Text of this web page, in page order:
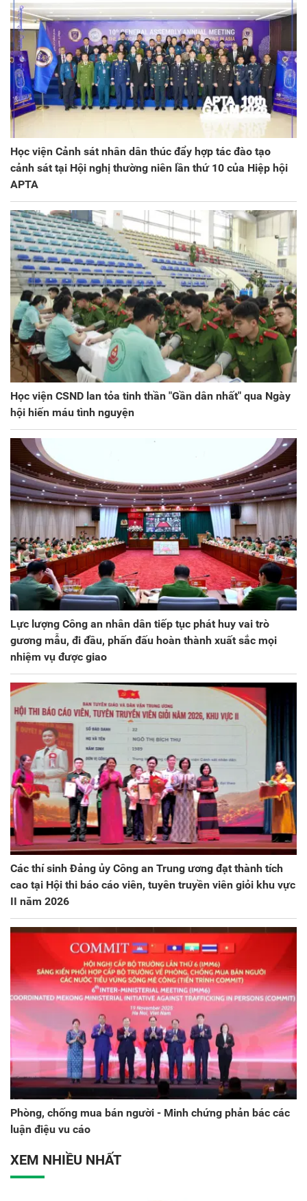
Học viện Cảnh sát nhân dân thúc đẩy hợp tác đào tạo
cảnh sát tại Hội nghị thường niên lần thứ 10 của Hiệp hội
APTA
Học viện CSND lan tỏa tinh thần "Gần dân nhất" qua Ngày
hội hiến máu tình nguyện
Lực lượng Công an nhân dân tiếp tục phát huy vai trò
gương mẫu, đi đầu, phấn đấu hoàn thành xuất sắc mọi
nhiệm vụ được giao
Các thí sinh Đảng ủy Công an Trung ương đạt thành tích
cao tại Hội thi báo cáo viên, tuyên truyền viên giỏi khu vực
II năm 2026
Phòng, chống mua bán người - Minh chứng phản bác các
luận điệu vu cáo
XEM NHIỀU NHẤT